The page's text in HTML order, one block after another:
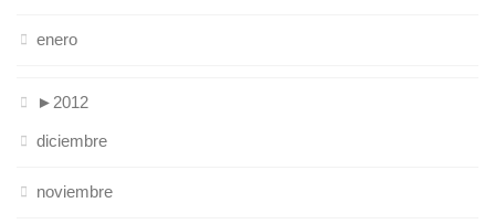
enero
► 2012
diciembre
noviembre